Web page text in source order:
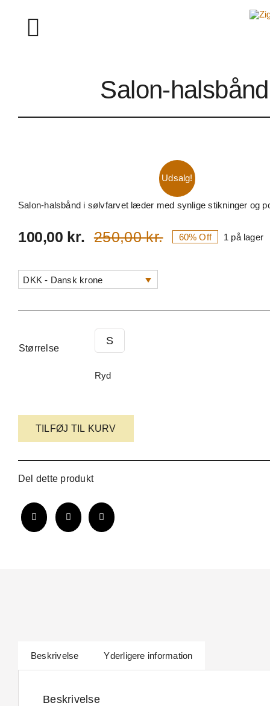
contentToggle
Salon-
Udsalg!
Salon-halsbånd i sølvfarvet læder med synlige stikninger og
250,00kr.
Den
100,00 kr.
Den
60% Off 1 på lager
DKK - Dansk krone
Størrelse
S
Ryd
halsbånd
naturlæder
antal
TILFØJ TIL KURV
Del dette produkt
Beskrivelse Yderligere information
Beskrivelse